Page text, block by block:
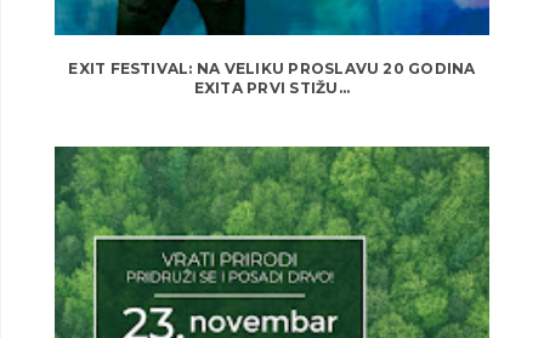
EXIT FESTIVAL: NA VELIKU PROSLAVU 20 GODINA
EXITA PRVI STIŽU...